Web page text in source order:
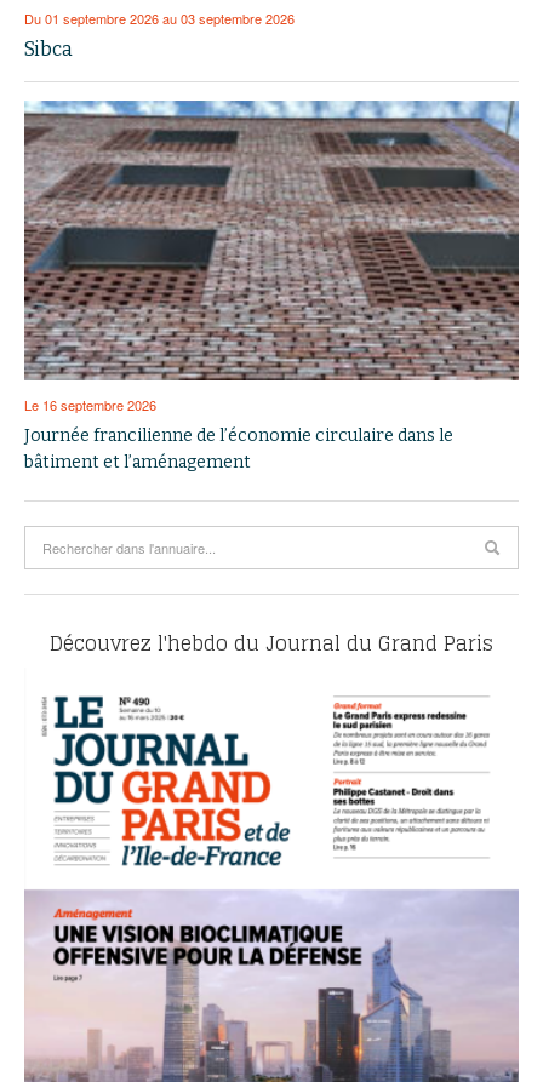
Du 01 septembre 2026 au 03 septembre 2026
Sibca
Le 16 septembre 2026
Journée francilienne de l’économie circulaire dans le
bâtiment et l’aménagement
Découvrez l'hebdo du Journal du Grand Paris